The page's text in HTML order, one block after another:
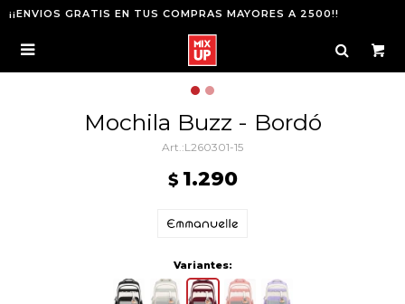
¡¡ENVIOS GRATIS EN TUS COMPRAS MAYORES A 2500!!

Mochila Buzz - Bordó
L260301-15
$ 1.290
Variantes: